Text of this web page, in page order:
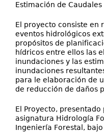
Estimación de
El proyecto consiste en
eventos hidrológicos
propósitos de
hídricos entre ellos las
inundaciones y las
inundaciones
para le elaboración de
de reducción de daños
El Proyecto,
asignatura Hidrología
Ingeniería Forestal, bajo